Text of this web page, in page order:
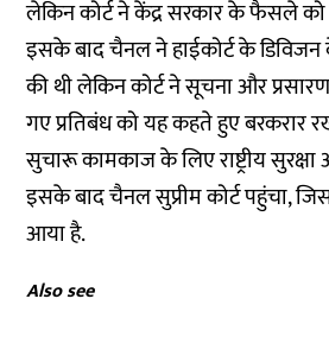
लेकिन कोर्ट ने केंद्र सरकार के फैसले को
इसके बाद चैनल ने हाईकोर्ट के
की थी लेकिन कोर्ट ने सूचना और प्रसारण
गए प्रतिबंध को यह कहते हुए बरकरार
सुचारू कामकाज के लिए राष्ट्रीय
इसके बाद चैनल सुप्रीम कोर्ट पहुंचा,
आया है.
Also see